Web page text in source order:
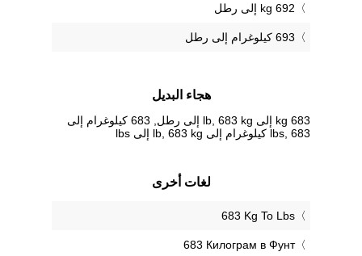
692 kg إلى رطل
693 كيلوغرام إلى رطل
هجاء البديل
683 kg إلى lb, 683 kg إلى رطل, 683 كيلوغرام إلى
lbs, 683 كيلوغرام إلى lb, 683 kg إلى lbs
لغات أخرى
‎683 Kg To Lbs
‎683 Килограм в Фунт